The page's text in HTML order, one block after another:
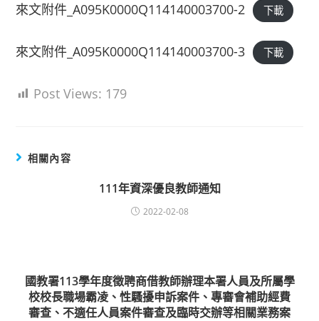
來文附件_A095K0000Q114140003700-2 下載
來文附件_A095K0000Q114140003700-3 下載
Post Views: 179
相關內容
111年資深優良教師通知
2022-02-08
國教署113學年度徵聘商借教師辦理本署人員及所屬學
校校長職場霸凌、性騷擾申訴案件、專審會補助經費
審查、不適任人員案件審查及臨時交辦等相關業務案